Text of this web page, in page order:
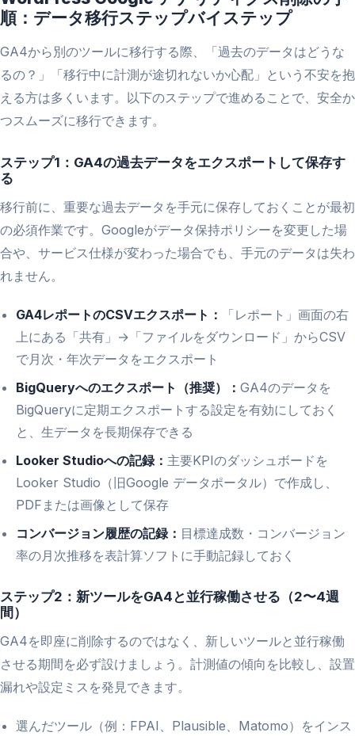
順：データ移行ステップバイステップ
GA4から別のツールに移行する際、「過去のデータはどうな
るの？」「移行中に計測が途切れないか心配」という不安を抱
える方は多くいます。以下のステップで進めることで、安全か
つスムーズに移行できます。
ステップ1：GA4の過去データをエクスポートして保存す
る
移行前に、重要な過去データを手元に保存しておくことが最初
の必須作業です。Googleがデータ保持ポリシーを変更した場
合や、サービス仕様が変わった場合でも、手元のデータは失わ
れません。
GA4レポートのCSVエクスポート：
「レポート」画面の右
上にある「共有」→「ファイルをダウンロード」からCSV
で月次・年次データをエクスポート
BigQueryへのエクスポート（推奨）： GA4のデータを
BigQueryに定期エクスポートする設定を有効にしておく
と、生データを長期保存できる
Looker Studioへの記録： 主要KPIのダッシュボードを
Looker Studio（旧Google データポータル）で作成し、
PDFまたは画像として保存
コンバージョン履歴の記録： 目標達成数・コンバージョン
率の月次推移を表計算ソフトに手動記録しておく
ステップ2：新ツールをGA4と並行稼働させる（2〜4週
間）
GA4を即座に削除するのではなく、新しいツールと並行稼働
させる期間を必ず設けましょう。計測値の傾向を比較し、設置
漏れや設定ミスを発見できます。
選んだツール（例：FPAI、Plausible、Matomo）をインス